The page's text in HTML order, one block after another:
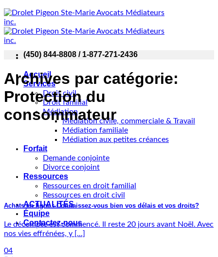
Accueil
Services
Droit civil
Droit familial
Médiation
Médiation civile, commerciale & Travail
Médiation familiale
Médiation aux petites créances
Forfait
Demande conjointe
Divorce conjoint
Ressources
Ressources en droit familial
Ressources en droit civil
ACTUALITÉS
Équipe
Contactez-nous
(450) 844-8808 / 1-877-271-2436
Archives par catégorie:
Protection du
consommateur
Achats en ligne : Connaissez-vous bien vos délais et vos droits?
Le décompte est commencé. Il reste 20 jours avant Noël. Avec
nos vies effrénées, y [...]
04